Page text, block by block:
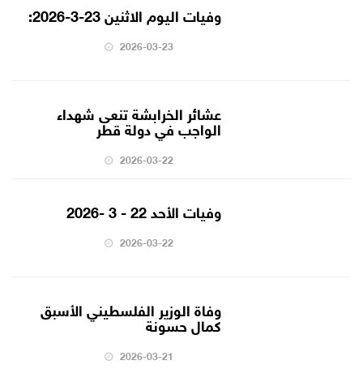
وفيات اليوم الاثنين 23-3-2026:
2026-03-23
عشائر الخرابشة تنعى شهداء
الواجب في دولة قطر
2026-03-22
وفيات الأحد 22 - 3 -2026
2026-03-22
وفاة الوزير الفلسطيني الأسبق
كمال حسونة
2026-03-21